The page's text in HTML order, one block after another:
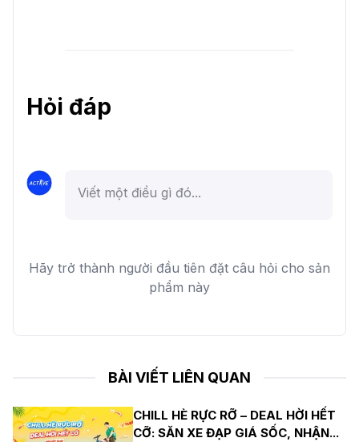
Hỏi đáp
Hãy trở thành người đầu tiên đặt câu hỏi cho sản
phẩm này
BÀI VIẾT LIÊN QUAN
CHILL HÈ RỰC RỠ – DEAL HỜI HẾT
CỠ: SĂN XE ĐẠP GIÁ SỐC, NHẬN...